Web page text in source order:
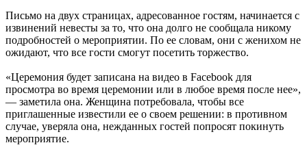
Письмо на двух страницах, адресованное гостям, начинается с
извинений невесты за то, что она долго не сообщала никому
подробностей о мероприятии. По ее словам, они с женихом не
ожидают, что все гости смогут посетить торжество.
«Церемония будет записана на видео в Facebook для
просмотра во время церемонии или в любое время после нее»,
— заметила она. Женщина потребовала, чтобы все
приглашенные известили ее о своем решении: в противном
случае, уверяла она, нежданных гостей попросят покинуть
мероприятие.